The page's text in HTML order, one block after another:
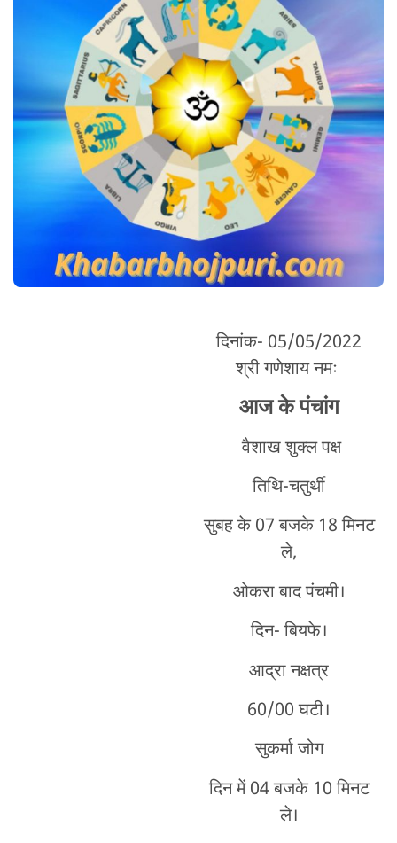
दिनांक- 05/05/2022
श्री गणेशाय नमः
आज के पंचांग
वैशाख शुक्ल पक्ष
तिथि-चतुर्थी
सुबह के 07 बजके 18 मिनट
ले,
ओकरा बाद पंचमी।
दिन- बियफे।
आद्रा नक्षत्र
60/00 घटी।
सुकर्मा जोग
दिन में 04 बजके 10 मिनट
ले।